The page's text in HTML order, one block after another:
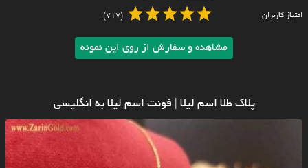
امتیاز کاربران (717)
مشاهده و سفارش از روی این نمونه
پلاک طلا اسم لیلا | فونت اسم لیلا به انگلیسی